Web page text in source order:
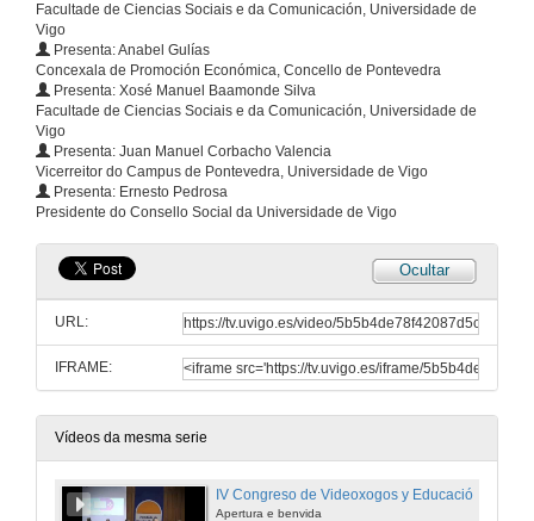
Facultade de Ciencias Sociais e da Comunicación, Universidade de
Vigo
Presenta: Anabel Gulías
Concexala de Promoción Económica, Concello de Pontevedra
Presenta: Xosé Manuel Baamonde Silva
Facultade de Ciencias Sociais e da Comunicación, Universidade de
Vigo
Presenta: Juan Manuel Corbacho Valencia
Vicerreitor do Campus de Pontevedra, Universidade de Vigo
Presenta: Ernesto Pedrosa
Presidente do Consello Social da Universidade de Vigo
Ocultar
URL:
IFRAME:
Vídeos da mesma serie
IV Congreso de Videoxogos y Educación
Apertura e benvida